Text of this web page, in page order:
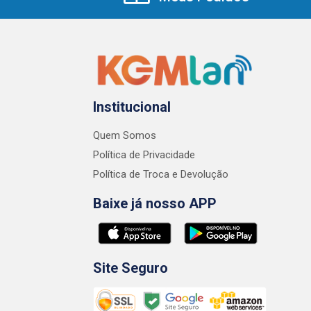
Institucional
Quem Somos
Política de Privacidade
Política de Troca e Devolução
Baixe já nosso APP
Site Seguro